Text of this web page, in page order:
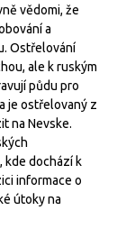
vědomi, že
a
Ostřelování
ale k ruským
půdu pro
je ostřelovaný z
na Nevske.
kde dochází k
informace o
útoky na